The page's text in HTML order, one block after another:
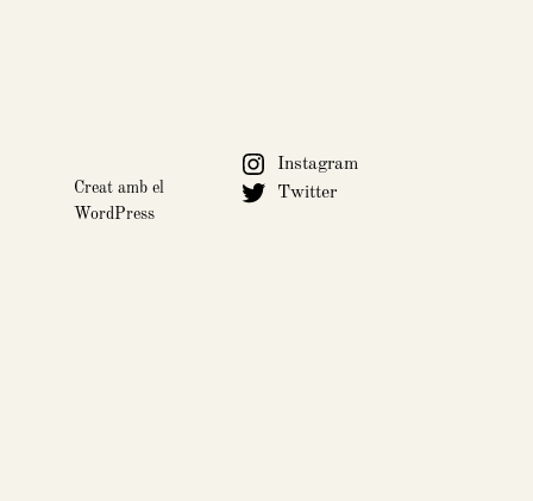
Creat amb el
WordPress
Instagram
Twitter